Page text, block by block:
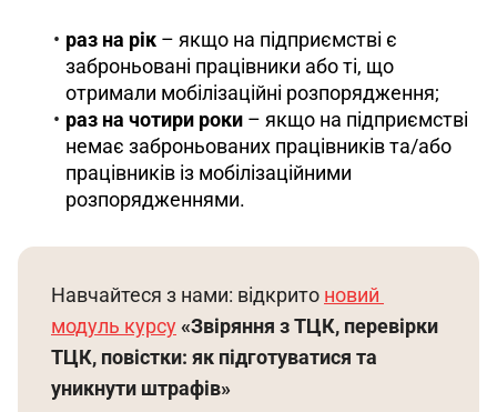
раз на рік – якщо на підприємстві є
заброньовані працівники або ті, що
отримали мобілізаційні розпорядження;
раз на чотири роки – якщо на підприємстві
немає заброньованих працівників та/або
працівників із мобілізаційними
розпорядженнями.
Навчайтеся з нами: відкрито новий
модуль курсу«Звіряння з ТЦК, перевірки
ТЦК, повістки: як підготуватися та
уникнути штрафів»